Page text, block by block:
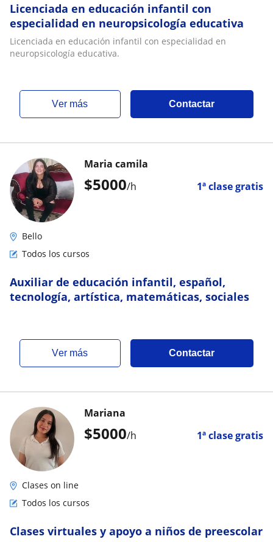
Licenciada en educación infantil con
especialidad en neuropsicología educativa
Licenciada en educación infantil con especialidad en
neuropsicología educativa.
ver más Contactar
$5000/h 1ª clase gratis
Maria camila
Bello
Todos los cursos
Auxiliar de educación infantil, español,
tecnología, artística, matemáticas, sociales
ver más Contactar
$5000/h 1ª clase gratis
Mariana
Clases on line
Todos los cursos
Clases virtuales y apoyo a niños de preescolar